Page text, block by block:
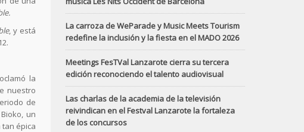
, y está
la
nuestro
de
un
épica
La carroza de WeParade y Music Meets Tourism
redefine la inclusión y la fiesta en el MADO 2026
Meetings FesTVal Lanzarote cierra su tercera
edición reconociendo el talento audiovisual
Las charlas de la academia de la televisión
reivindican en el Festval Lanzarote la fortaleza
de los concursos